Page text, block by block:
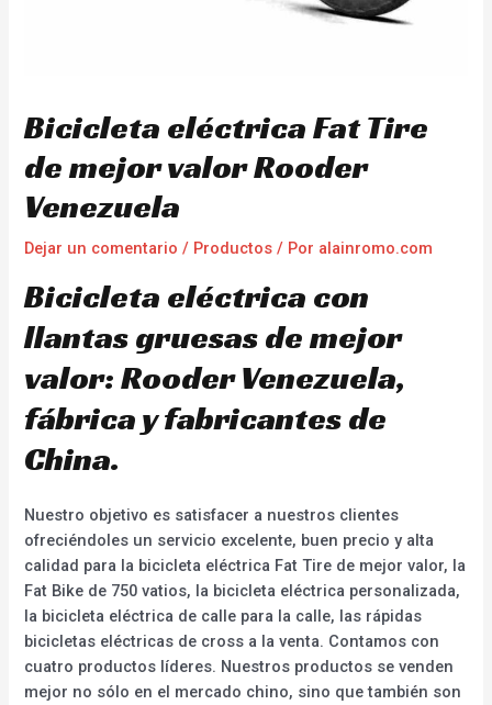
Bicicleta eléctrica Fat Tire
de mejor valor Rooder
Venezuela
Dejar un comentario / Productos / Por alainromo.com
Bicicleta eléctrica con
llantas gruesas de mejor
valor: Rooder Venezuela,
fábrica y fabricantes de
China.
Nuestro objetivo es satisfacer a nuestros clientes
ofreciéndoles un servicio excelente, buen precio y alta
calidad para la bicicleta eléctrica Fat Tire de mejor valor, la
Fat Bike de 750 vatios, la bicicleta eléctrica personalizada,
la bicicleta eléctrica de calle para la calle, las rápidas
bicicletas eléctricas de cross a la venta. Contamos con
cuatro productos líderes. Nuestros productos se venden
mejor no sólo en el mercado chino, sino que también son